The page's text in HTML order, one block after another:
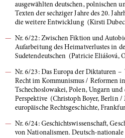
ausgewählten deutschen, polnischen
Texten der sechziger Jahre des 20.
die weitere Entwicklung (Kirsti
Nr. 6/22: Zwischen Fiktion und
Aufarbeitung des Heimatverlustes in
Sudetendeutschen (Patricie Eliášová,
Nr. 6/23: Das Europa der Diktaturen
Recht im Kommunismus / Reformen
Tschechoslowakei, Polen, Ungarn
Perspektive (Christoph Boyer, Berlin
europäische Rechtsgeschichte,
Nr. 6/24: Geschichtswissenschaft,
von Nationalismen. Deutsch-